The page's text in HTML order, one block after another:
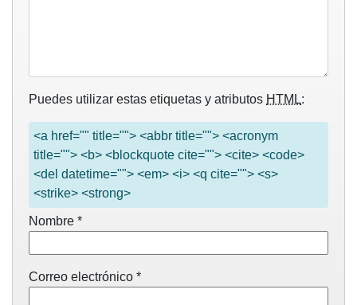
Puedes utilizar estas etiquetas y atributos HTML:
<a href="" title=""> <abbr title=""> <acronym
title=""> <b> <blockquote cite=""> <cite> <code>
<del datetime=""> <em> <i> <q cite=""> <s>
<strike> <strong>
Nombre *
Correo electrónico *